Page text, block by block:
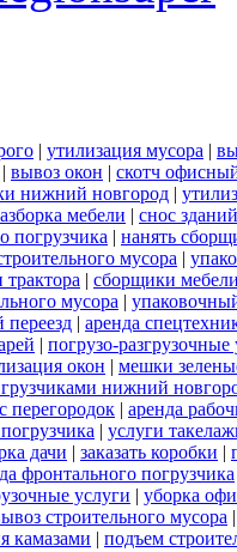
| утилизация мусора |
| вывоз окон | скотч
нижний новгород |
мебели | снос зданий
погрузчика | нанять
мусора |
трактора | сборщики
мусора |
переезд | аренда
| погрузо-разгрузочные
окон | мешки
грузчиками нижний
перегородок | аренда
| услуги
дачи | заказать коробки |
фронтального погрузчика
услуги | уборка
строительного мусора
камазами | подъем